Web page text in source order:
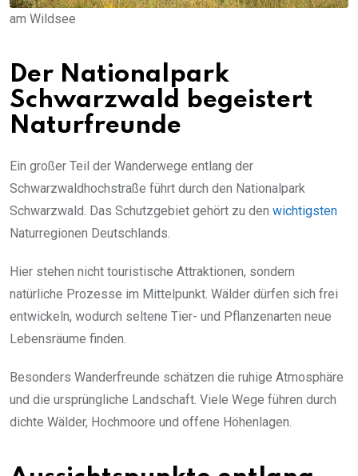
am Wildsee
Der Nationalpark
Schwarzwald begeistert
Naturfreunde
Ein großer Teil der Wanderwege entlang der
Schwarzwaldhochstraße führt durch den Nationalpark
Schwarzwald. Das Schutzgebiet gehört zu den wichtigsten
Naturregionen Deutschlands.
Hier stehen nicht touristische Attraktionen, sondern
natürliche Prozesse im Mittelpunkt. Wälder dürfen sich frei
entwickeln, wodurch seltene Tier- und Pflanzenarten neue
Lebensräume finden.
Besonders Wanderfreunde schätzen die ruhige Atmosphäre
und die ursprüngliche Landschaft. Viele Wege führen durch
dichte Wälder, Hochmoore und offene Höhenlagen.